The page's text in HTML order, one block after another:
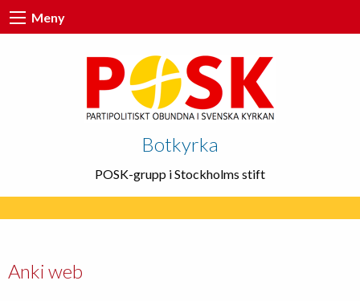
Meny
Botkyrka
POSK-grupp i Stockholms stift
Anki web